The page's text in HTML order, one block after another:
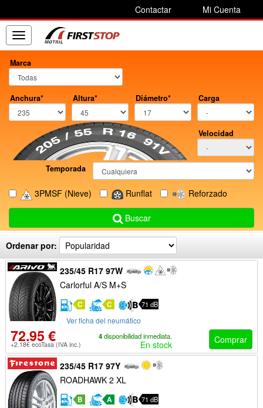
Contactar Mi Cuenta
Toggle
navigation
Marca
Anchura* Altura* Diámetro* Carga
Velocidad
Temporada
3PMSF (Nieve) Runflat Reforzado
Buscar
Ordenar por:
235/45 R17 97W
Carlorful A/S M+S
C C 71 dB
Ver ficha del neumático
72.95 €
+2.18€ ecoTasa (IVA inc.) Comprar
4disponibilidad inmediata.
En stock
235/45 R17 97Y
ROADHAWK 2 XL
B A 71 dB